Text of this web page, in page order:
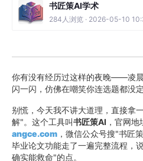
书匠策AI学术
284人浏览 · 2026-05-10
你有没有经历过这样的夜晚——凌
闪一闪，仿佛在嘲笑你连选题都没
别慌，今天我不讲大道理，直接拿
解"。这个工具叫书匠策AI ，官网地
angce.com ，微信公众号搜"书匠策
毕业论文功能走了一遍完整流程，
确实能救命"的点。